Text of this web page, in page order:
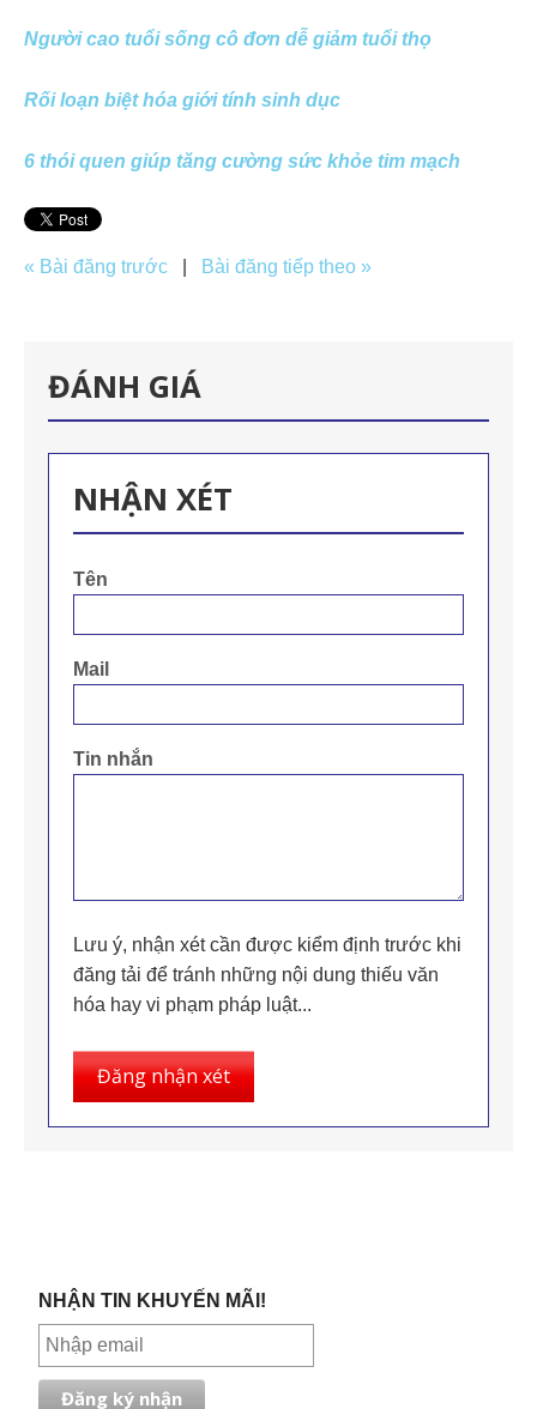
Người cao tuổi sống cô đơn dễ giảm tuổi thọ
Rối loạn biệt hóa giới tính sinh dục
6 thói quen giúp tăng cường sức khỏe tim mạch
« Bài đăng trước Bài đăng tiếp theo »
ĐÁNH GIÁ
NHẬN XÉT
Tên
Mail
Tin nhắn
Lưu ý, nhận xét cần được kiểm định trước khi
đăng tải để tránh những nội dung thiếu văn
hóa hay vi phạm pháp luật...
Đăng nhận xét
NHẬN TIN KHUYẾN MÃI!